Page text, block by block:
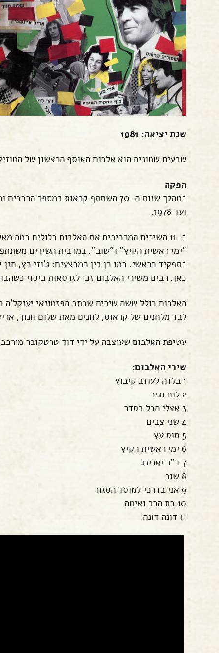
שנת יציאה: 1981
שבעים שמונים הוא אלבום האוסף הראשון של המוזיקאי
הפקה
ועד 1978.
ב-11 השירים המרכיבים את האלבום כלולים
"ימי ראשית הקיץ" ו"שוב". במרבית השירים
בתפקיד הראשי. כמו כן בין המבצעים: ג'וזי כץ,
כאן. רבים משירי האלבום זכו לגרסאות כיסוי
האלבום כולל ששה שירים שכתב הפזמונאי יענקל'ה
לבד מלחנים של קראוס, לחנים מאת שלום חנוך,
עטיפת האלבום שעוצבה על ידי דוד טרטקובר
שירי האלבום:
1 בלדה לעוזב קיבוץ
2 לוח וגיר
3 אצלי הכל בסדר
4 שני צבים
5 סוס עץ
6 ימי ראשית הקיץ
7 ד"ר יארינג
8 שוב
9 אני בדרכי למוסד הסגור
10 בת הרב ואימה
11 דונה דונה